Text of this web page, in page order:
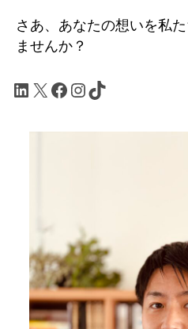
さあ、あなたの想いを私
ませんか？
LinkedIn
X Facebook
Instagram
TikTok